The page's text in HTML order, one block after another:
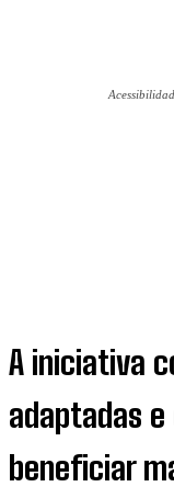
A iniciativa
adaptadas
beneficiar